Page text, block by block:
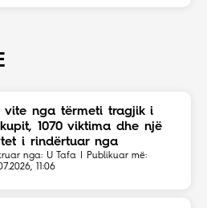
vite nga tërmeti tragjik i
1070 viktima dhe një
i rindërtuar nga
botëror
nga: U Tafa | Publikuar më:
11:06